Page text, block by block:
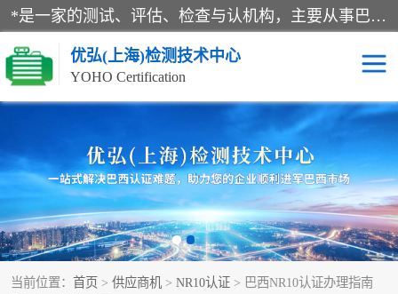
*是一家的测试、评估、检查与认机构，主要从事巴西NR10认证、NR12认证、NR13认证；ANATEL认证、INMTRO认证，欧盟CE认证：MD认证，PED认证，MID认证，ATEX认证，德国蓝色天使认证。
优弘(上海)检测技术中心
YOHO Certification
当前位置： 首页 > 供应商机 > NR10认证 > 巴西NR10认证办理指南
RECYCLASS认证 NR10认证
NR12认证 NR13认证
ART认证 巴西NR认证
巴西认证 RETIE认证